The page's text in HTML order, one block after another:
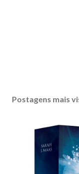
Postagens mais